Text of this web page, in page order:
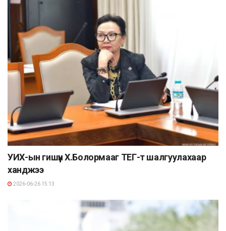
УИХ-ын гишүүн Х.Болормааг ТЕГ-т шалгуулахаар
ханджээ
2026-06-26 15:13